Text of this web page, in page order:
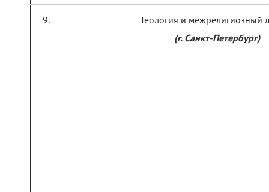
Теология и межрелигиозный
(г. Санкт-Петербург)